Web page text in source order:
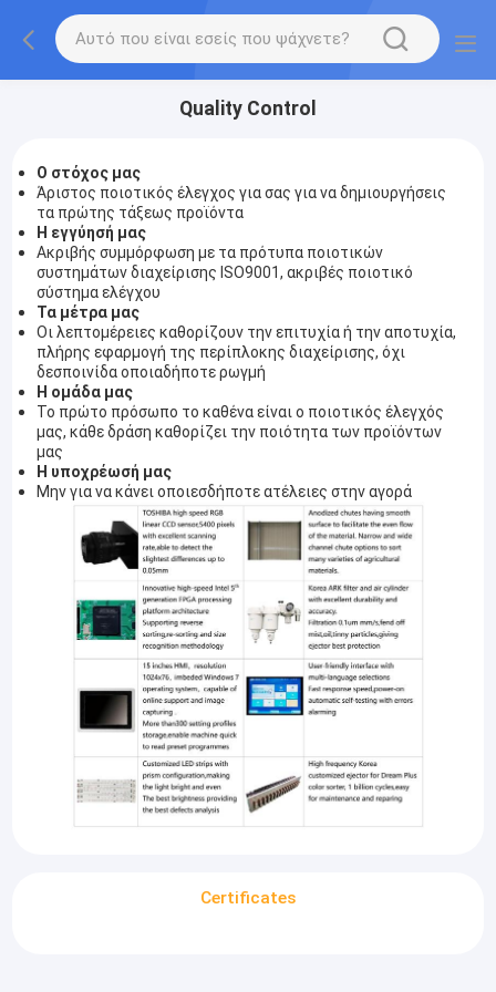
Quality Control
Ο στόχος μας
Άριστος ποιοτικός έλεγχος για σας για να δημιουργήσεις
τα πρώτης τάξεως προϊόντα
Η εγγύησή μας
Ακριβής συμμόρφωση με τα πρότυπα ποιοτικών
συστημάτων διαχείρισης ISO9001, ακριβές ποιοτικό
σύστημα ελέγχου
Τα μέτρα μας
Οι λεπτομέρειες καθορίζουν την επιτυχία ή την αποτυχία,
πλήρης εφαρμογή της περίπλοκης διαχείρισης, όχι
δεσποινίδα οποιαδήποτε ρωγμή
Η ομάδα μας
Το πρώτο πρόσωπο το καθένα είναι ο ποιοτικός έλεγχός
μας, κάθε δράση καθορίζει την ποιότητα των προϊόντων
μας
Η υποχρέωσή μας
Μην για να κάνει οποιεσδήποτε ατέλειες στην αγορά
Certificates